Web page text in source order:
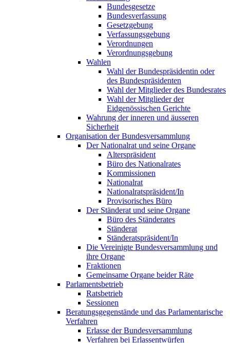
Bundesgesetze
Bundesverfassung
Gesetzgebung
Verfassungsgebung
Verordnungen
Verordnungsgebung
Wahlen
Wahl der Bundespräsidentin oder
des Bundespräsidenten
Wahl der Mitglieder des Bundesrates
Wahl der Mitglieder der
Eidgenössischen Gerichte
Wahrung der inneren und äusseren
Sicherheit
Organisation der Bundesversammlung
Der Nationalrat und seine Organe
Alterspräsident
Büro des Nationalrates
Kommissionen
Nationalrat
Nationalratspräsident/In
Provisorisches Büro
Der Ständerat und seine Organe
Büro des Ständerates
Ständerat
Ständeratspräsident/In
Die Vereinigte Bundesversammlung und
ihre Organe
Fraktionen
Gemeinsame Organe beider Räte
Parlamentsbetrieb
Ratsbetrieb
Sessionen
Beratungsgegenstände und das Parlamentarische
Verfahren
Erlasse der Bundesversammlung
Verfahren bei Erlassentwürfen